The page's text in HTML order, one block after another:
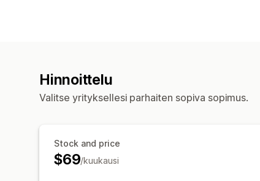
Hinnoittelu
Valitse yrityksellesi parhaiten sopiva sopimus.
Stock and price
$69/kuukausi